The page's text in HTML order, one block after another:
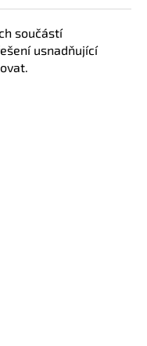
součástí
usnadňující